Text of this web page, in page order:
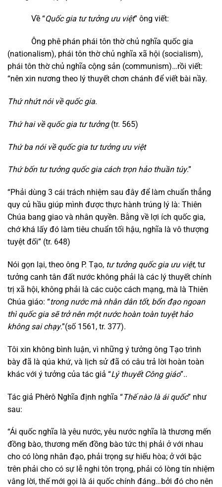
Về “Quốc gia tư tưởng ưu việt” ông viết:
Ông phê phán phái tôn thờ chủ nghĩa quốc gia
(nationalism), phái tôn thờ chủ nghĩa xã hội (socialism),
phái tôn thờ chủ nghĩa cộng sản (communism)…rồi viết:
“nên xin nương theo lý thuyết chơn chánh để viết bài nầy.
Thứ nhứt nói về quốc gia.
Thứ hai về quốc gia tư tưởng(tr. 565)
Thứ ba nói về quốc gia tư tưởng ưu việt
Thứ bốn tư tưởng quốc gia cách trọn hảo thuần túy.”
“Phải dùng 3 cái trách nhiệm sau đây để làm chuẩn thẳng
quy củ hầu giúp mình được thực hành trúng lý là: Thiên
Chúa bang giao và nhân quyền. Bằng về lợi ích quốc gia,
chớ khá lấy đó làm tiêu chuẩn tối hậu, nghĩa là vô thượng
tuyệt đối” (tr. 648)
Nói gọn lại, theo ông P. Tạo, tư tưởng quốc gia ưu việt, tư
tưởng canh tân đất nước không phải là các lý thuyết chính
trị xã hội, không phải là các cuộc cách mạng, mà là Thiên
Chúa giáo: “trong nước mà nhân dân tốt, bổn đạo ngoan
thì quốc gia sẽ trở nên một nước hoàn toàn tuyệt hảo
không sai chạy.”(số 1561, tr. 377).
Tôi xin không bình luận, vì những ý tưởng ông Tạo trình
bày đã là qúa khứ, và lịch sử đã có câu trả lời hoàn toàn
khác với ý tưởng của tác giả “Lý thuyết Công giáo”..
Tác giả Phêrô Nghĩa định nghĩa “Thế nào là ái quốc” như
sau:
“Ái quốc nghĩa là yêu nước, yêu nước nghĩa là thương mến
đồng bào, thương mến đồng bào tức thị phải ở với nhau
cho có lòng nhân đạo, phải trọng sự hiếu hòa; ở với bậc
trên phải cho có sự lễ nghi tôn trọng, phải có lòng tín nhiệm
vâng lời, thế mới gọi là ái quốc chính đáng…bởi đó cho nên